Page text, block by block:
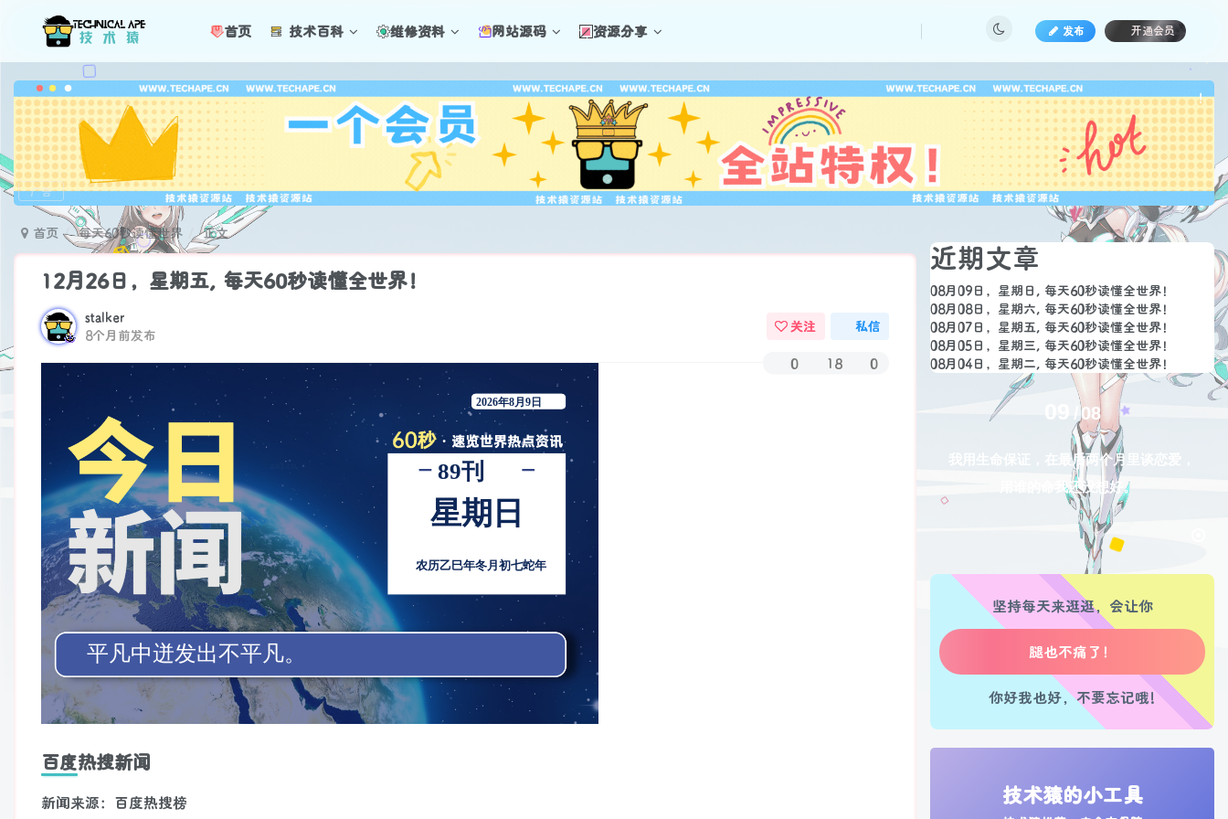
首页 技术百科 维修资料 网站源码 资源分享 发布 开通会员
!
广告
首页 每天60秒读懂世界 正文
12月26日，星期五, 每天60秒读懂全世界！
stalker
8个月前发布
关注 私信
0 18 0
百度热搜新闻
新闻来源：百度热搜榜
百度热搜新闻
知乎新闻
IT之家新闻
近期文章
08月09日，星期日, 每天60秒读懂全世界！
08月08日，星期六, 每天60秒读懂全世界！
08月07日，星期五, 每天60秒读懂全世界！
08月05日，星期三, 每天60秒读懂全世界！
08月04日，星期二, 每天60秒读懂全世界！
09
我用生命保证，在最后两个月里谈恋爱，
用谁的命我还没想好。